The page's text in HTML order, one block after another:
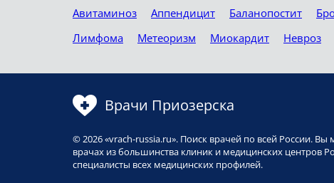
Авитаминоз Аппендицит Баланопостит
Лимфома
Метеоризм Миокардит Невроз
Врачи Приозерска
© 2026 «vrach-russia.ru». Поиск врачей по всей России.
врачах из большинства клиник и медицинских центров
специалисты всех медицинских профилей.